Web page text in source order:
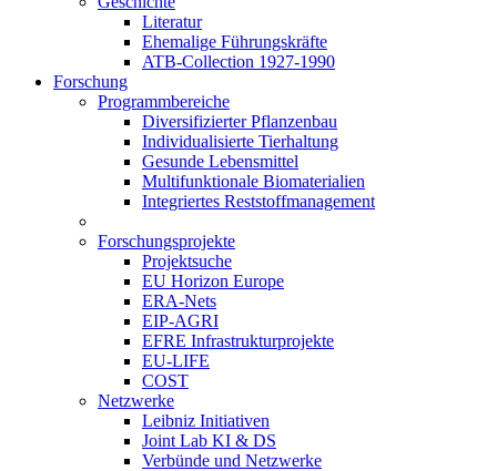
Literatur
Ehemalige Führungskräfte
ATB-Collection 1927-1990
Forschung
Programmbereiche
Diversifizierter Pflanzenbau
Individualisierte Tierhaltung
Gesunde Lebensmittel
Multifunktionale Biomaterialien
Integriertes Reststoffmanagement
Forschungsprojekte
Projektsuche
EU Horizon Europe
ERA-Nets
EIP-AGRI
EFRE Infrastrukturprojekte
EU-LIFE
COST
Netzwerke
Leibniz Initiativen
Joint Lab KI & DS
Verbünde und Netzwerke